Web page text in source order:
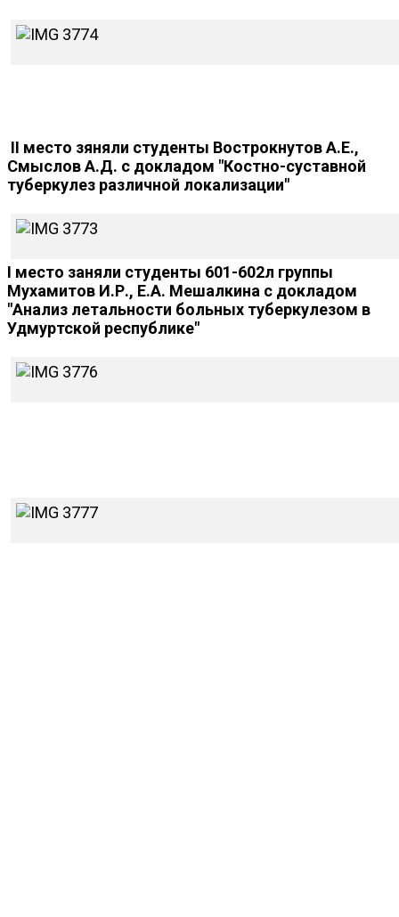
II место зяняли студенты Вострокнутов А.Е.,
Смыслов А.Д. с докладом "Костно-суставной
туберкулез различной локализации"
I место заняли студенты 601-602л группы
Мухамитов И.Р., Е.А. Мешалкина с докладом
"Анализ летальности больных туберкулезом в
Удмуртской республике"